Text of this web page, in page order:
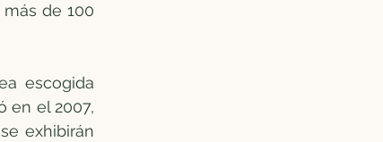
de 100
escogida
en el 2007,
exhibirán